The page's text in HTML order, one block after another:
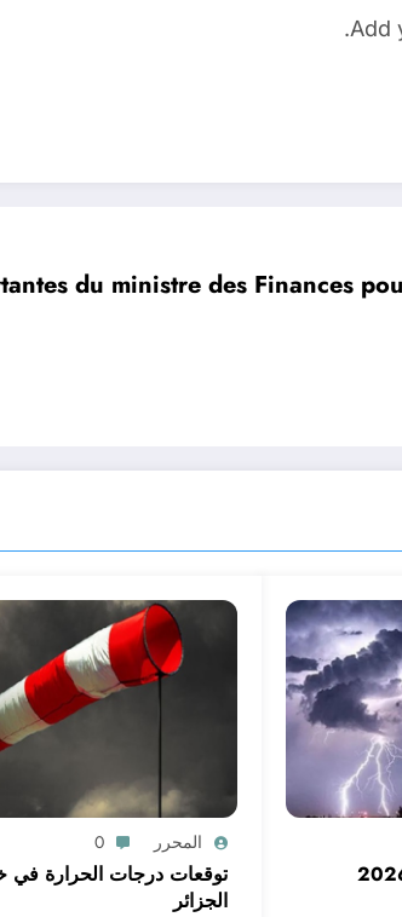
Add
du ministre des Finances
و الأمطار في سبتمبر 2026
المحرر 0
الجزائر